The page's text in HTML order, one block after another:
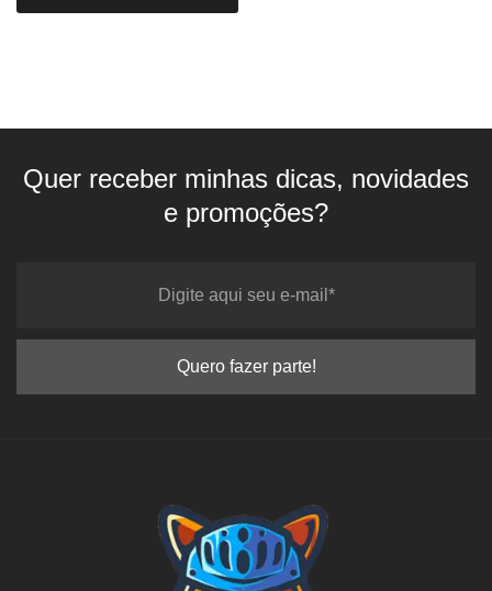
Quer receber minhas dicas, novidades
e promoções?